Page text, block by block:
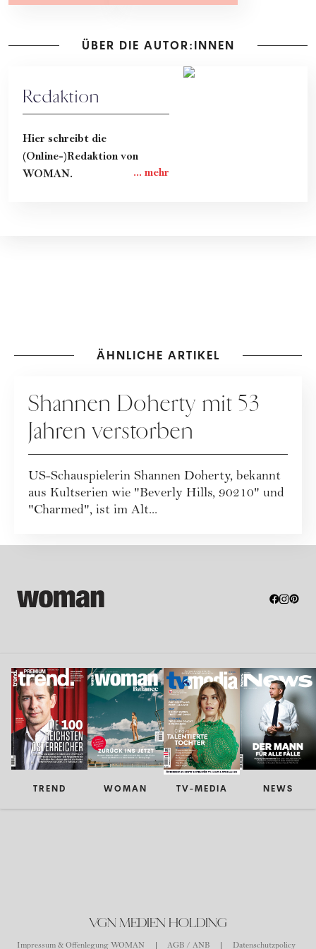
ÜBER DIE AUTOR:INNEN
Redaktion
Hier schreibt die
(Online-)Redaktion von
WOMAN.
ÄHNLICHE ARTIKEL
Shannen Doherty mit 53
Jahren verstorben
US-Schauspielerin Shannen Doherty, bekannt
aus Kultserien wie "Beverly Hills, 90210" und
"Charmed", ist im Alt...
TREND WOMAN TV-MEDIA NEWS
VGN MEDIEN HOLDING
Impressum & Offenlegung WOMAN AGB / ANB Datenschutzpolicy